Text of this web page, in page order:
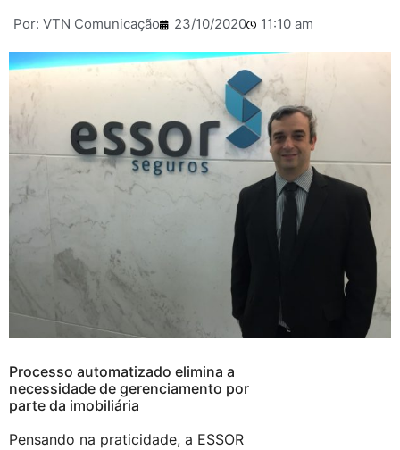
Por: VTN Comunicação 23/10/2020 11:10 am
Processo automatizado elimina a
necessidade de gerenciamento por
parte da imobiliária
Pensando na praticidade, a ESSOR